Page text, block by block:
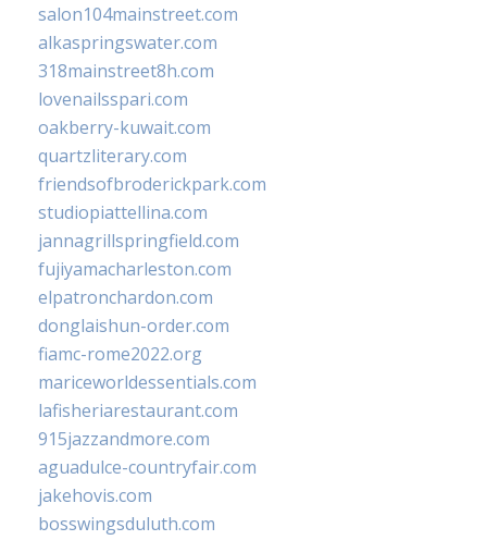
salon104mainstreet.com
alkaspringswater.com
318mainstreet8h.com
lovenailsspari.com
oakberry-kuwait.com
quartzliterary.com
friendsofbroderickpark.com
studiopiattellina.com
jannagrillspringfield.com
fujiyamacharleston.com
elpatronchardon.com
donglaishun-order.com
fiamc-rome2022.org
mariceworldessentials.com
lafisheriarestaurant.com
915jazzandmore.com
aguadulce-countryfair.com
jakehovis.com
bosswingsduluth.com